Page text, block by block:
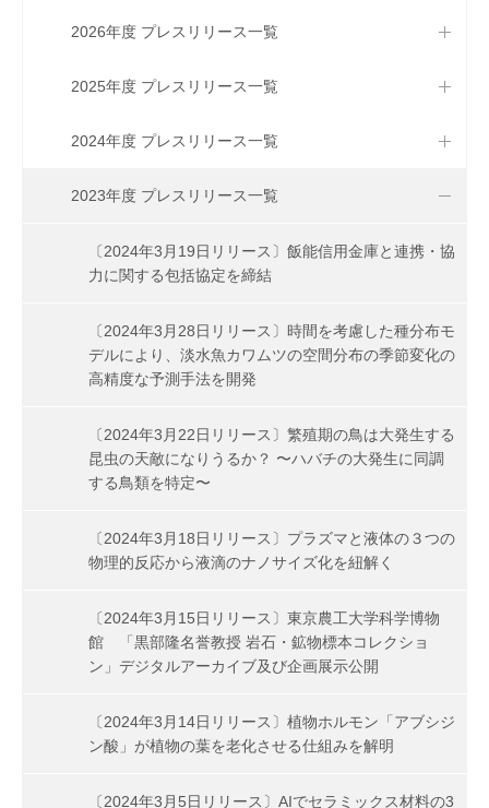
2026年度 プレスリリース一覧
2025年度 プレスリリース一覧
2024年度 プレスリリース一覧
2023年度 プレスリリース一覧
〔2024年3月19日リリース〕飯能信用金庫と連携・協
力に関する包括協定を締結
〔2024年3月28日リリース〕時間を考慮した種分布モ
デルにより、淡水魚カワムツの空間分布の季節変化の
高精度な予測手法を開発
〔2024年3月22日リリース〕繁殖期の鳥は大発生する
昆虫の天敵になりうるか？ 〜ハバチの大発生に同調
する鳥類を特定〜
〔2024年3月18日リリース〕プラズマと液体の３つの
物理的反応から液滴のナノサイズ化を紐解く
〔2024年3月15日リリース〕東京農工大学科学博物
館 「黒部隆名誉教授 岩石・鉱物標本コレクショ
ン」デジタルアーカイブ及び企画展示公開
〔2024年3月14日リリース〕植物ホルモン「アブシジ
ン酸」が植物の葉を老化させる仕組みを解明
〔2024年3月5日リリース〕AIでセラミックス材料の3